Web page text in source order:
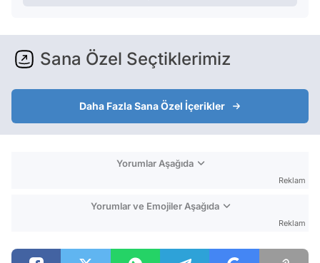
Sana Özel Seçtiklerimiz
Daha Fazla Sana Özel İçerikler
Yorumlar Aşağıda
Reklam
Yorumlar ve Emojiler Aşağıda
Reklam